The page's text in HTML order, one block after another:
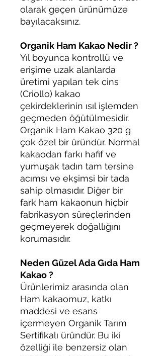
olarak geçen ürünümüze
bayılacaksınız.
Organik Ham Kakao Nedir ?
Yıl boyunca kontrollü ve
erişime uzak alanlarda
üretimi yapılan tek cins
(Criollo) kakao
çekirdeklerinin ısıl işlemden
geçmeden öğütülmesidir.
Organik Ham Kakao 320 g
çok özel bir üründür. Normal
kakaodan farkı hafif ve
yumuşak tadın tam tersine
acımsı ve ekşimsi bir tada
sahip olmasıdır. Diğer bir
fark ham kakaonun hiçbir
fabrikasyon süreçlerinden
geçmeyerek doğallığını
korumasıdır.
Neden Güzel Ada Gıda Ham
Kakao ?
Ürünlerimiz arasında olan
Ham kakaomuz, katkı
maddesi ve esans
içermeyen Organik Tarım
Sertifikalı üründür. Bu iki
özelliği ile benzersiz olan